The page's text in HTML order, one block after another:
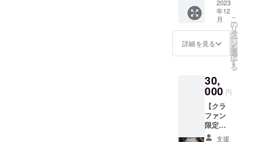
定して
いま
す。
予定日:
2023年
4月頃開
催予定
場所:東
定して
いま
す。
賛ペー
ジお名
前又は
企業名
の表示
・フ
リース
クラウ
ド協賛
ページ
へお名
前又は
企業名
の表示
2023
年12
月
詳細を見る
こ
の
リ
タ
ー
ン
を
選
択
す
る
30,
000 円
【クラ
ファン
限定】 -
リター
支援